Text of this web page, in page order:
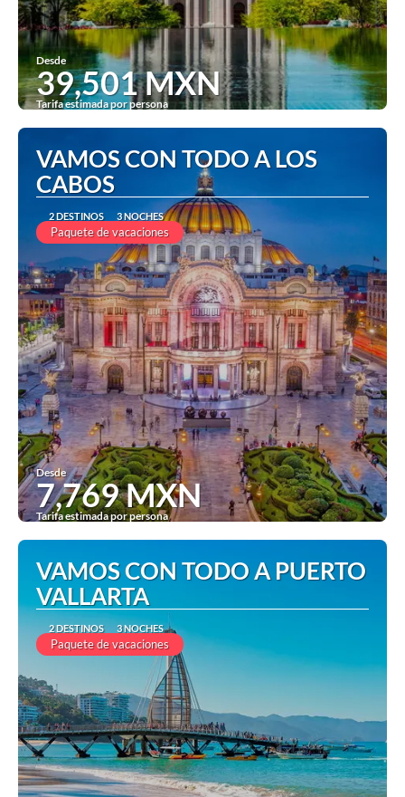
Desde
39,501 MXN
Tarifa estimada por persona
Ver
VAMOS CON TODO A LOS
CABOS
2 DESTINOS 3 NOCHES
Paquete de vacaciones
Desde
7,769 MXN
Tarifa estimada por persona
Ver
VAMOS CON TODO A PUERTO
VALLARTA
2 DESTINOS 3 NOCHES
Paquete de vacaciones